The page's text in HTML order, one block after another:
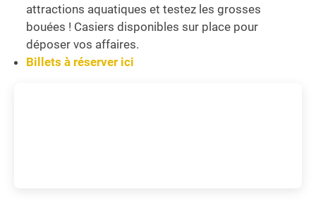
attractions aquatiques et testez les grosses
bouées ! Casiers disponibles sur place pour
déposer vos affaires.
Billets à réserver ici